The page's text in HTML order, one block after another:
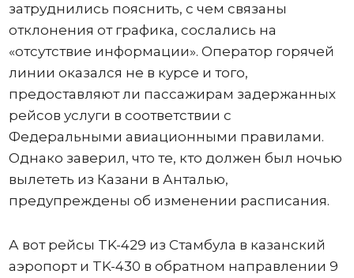
затруднились пояснить, с чем связаны
отклонения от графика, сослались на
«отсутствие информации». Оператор горячей
линии оказался не в курсе и того,
предоставляют ли пассажирам задержанных
рейсов услуги в соответствии с
Федеральными авиационными правилами.
Однако заверил, что те, кто должен был ночью
вылететь из Казани в Анталью,
предупреждены об изменении расписания.
А вот рейсы TK-429 из Стамбула в казанский
аэропорт и TK-430 в обратном направлении 9